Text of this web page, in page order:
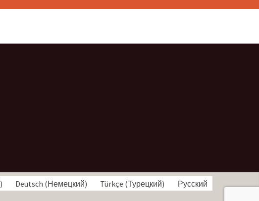
) Deutsch (Немецкий) Türkçe (Турецкий)
Русский